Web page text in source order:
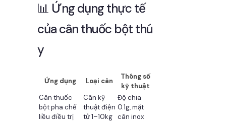
📊 Ứng dụng thực tế
của cân thuốc bột thú
y
Ứng dụng Loại cân
Thông số
kỹ thuật
Cân thuốc
bột pha chế
liều điều trị
Cân kỹ
thuật điện
tử 1–10kg
Độ chia
0.1g, mặt
cân inox